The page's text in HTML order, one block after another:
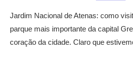
Jardim Nacional de Atenas: como
parque mais importante da capital
coração da cidade. Claro que